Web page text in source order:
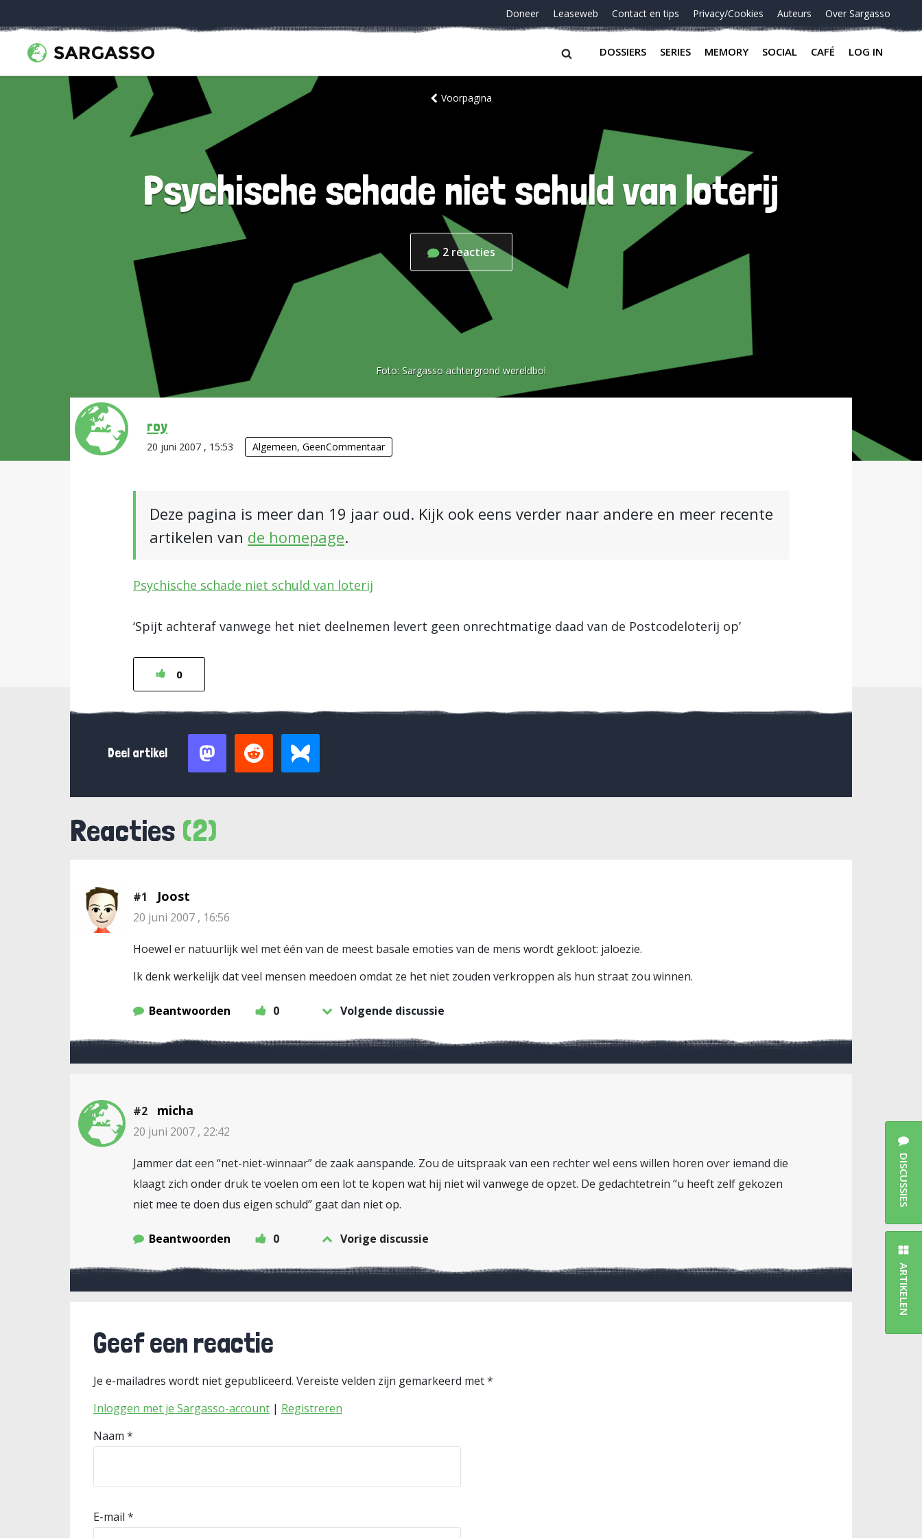
Doneer Leaseweb Contact en tips Privacy/Cookies Auteurs Over Sargasso
DOSSIERS SERIES MEMORY SOCIAL CAFÉ LOG IN
Voorpagina
Psychische schade niet schuld van loterij
2 reacties
Foto: Sargasso achtergrond wereldbol
roy
20 juni 2007 , 15:53 Algemeen, GeenCommentaar
Deze pagina is meer dan 19 jaar oud. Kijk ook eens verder naar andere en meer recente
artikelen van de homepage.
Psychische schade niet schuld van loterij
‘Spijt achteraf vanwege het niet deelnemen levert geen onrechtmatige daad van de Postcodeloterij op’
0
Deel artikel
Reacties (2)
#1 Joost
20 juni 2007 , 16:56
Hoewel er natuurlijk wel met één van de meest basale emoties van de mens wordt gekloot: jaloezie.
Ik denk werkelijk dat veel mensen meedoen omdat ze het niet zouden verkroppen als hun straat zou winnen.
Beantwoorden 0 Volgende discussie
#2 micha
20 juni 2007 , 22:42
Jammer dat een “net-niet-winnaar” de zaak aanspande. Zou de uitspraak van een rechter wel eens willen horen over iemand die
klaagt zich onder druk te voelen om een lot te kopen wat hij niet wil vanwege de opzet. De gedachtetrein “u heeft zelf gekozen
niet mee te doen dus eigen schuld” gaat dan niet op.
Beantwoorden 0 Vorige discussie
Geef een reactie
Je e-mailadres wordt niet gepubliceerd. Vereiste velden zijn gemarkeerd met*
Inloggen met je Sargasso-account | Registreren
Naam *
E-mail *
DISCUSSIES
ARTIKELEN